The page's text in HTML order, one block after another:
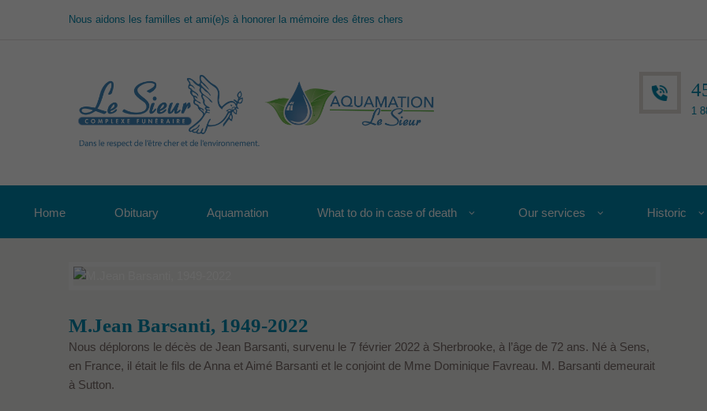
Nous aidons les familles et ami(e)s à honorer la mémoire des êtres chers
1
Home Obituary Aquamation What to do in case of death Our services Historic
M.Jean Barsanti, 1949-2022
Nous déplorons le décès de Jean Barsanti, survenu le 7 février 2022 à Sherbrooke, à l’âge de 72 ans. Né à Sens,
en France, il était le fils de Anna et Aimé Barsanti et le conjoint de Mme Dominique Favreau. M. Barsanti demeurait
à Sutton.